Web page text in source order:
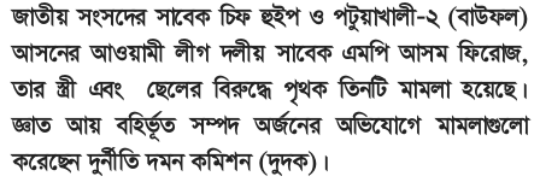
জাতীয় সংসদের সাবেক চিফ হুইপ ও পটুয়াখালী-২ (বাউফল)
আসনের আওয়ামী লীগ দলীয় সাবেক এম‌পি আসম ফিরোজ,
তার স্ত্রী এবং ছেলের বিরুদ্ধে পৃথক তিনটি মামলা হয়েছে।
জ্ঞাত আয় বহির্ভূত সম্পদ অর্জনের অভিযোগে মামলাগুলো
করেছেন দুর্নীতি দমন কমিশন (দুদক)।